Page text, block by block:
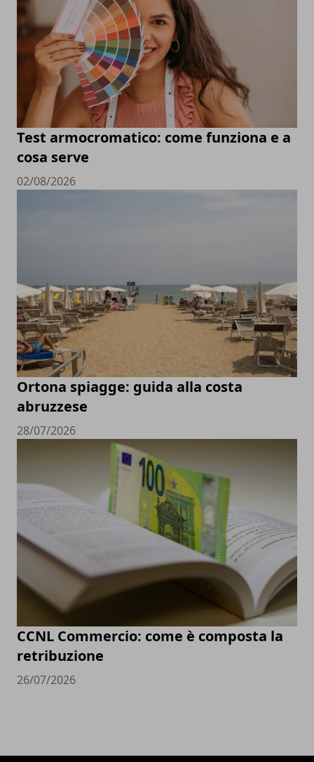
Test armocromatico: come funziona e a
cosa serve
02/08/2026
Ortona spiagge: guida alla costa
abruzzese
28/07/2026
CCNL Commercio: come è composta la
retribuzione
26/07/2026